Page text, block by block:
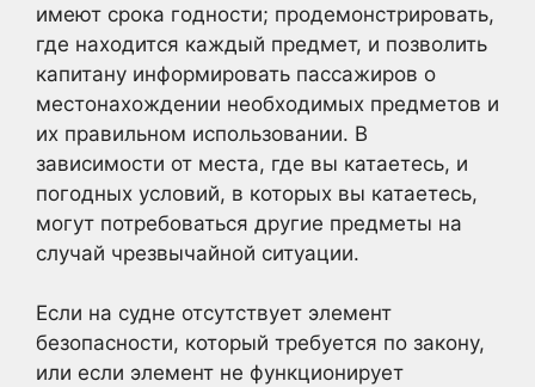
имеют срока годности; продемонстрировать,
где находится каждый предмет, и позволить
капитану информировать пассажиров о
местонахождении необходимых предметов и
их правильном использовании. В
зависимости от места, где вы катаетесь, и
погодных условий, в которых вы катаетесь,
могут потребоваться другие предметы на
случай чрезвычайной ситуации.
Если на судне отсутствует элемент
безопасности, который требуется по закону,
или если элемент не функционирует